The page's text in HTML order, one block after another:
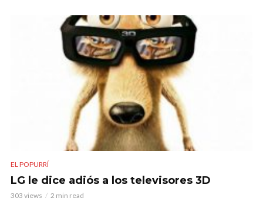
EL POPURRÍ
LG le dice adiós a los televisores 3D
303 views 2 min read